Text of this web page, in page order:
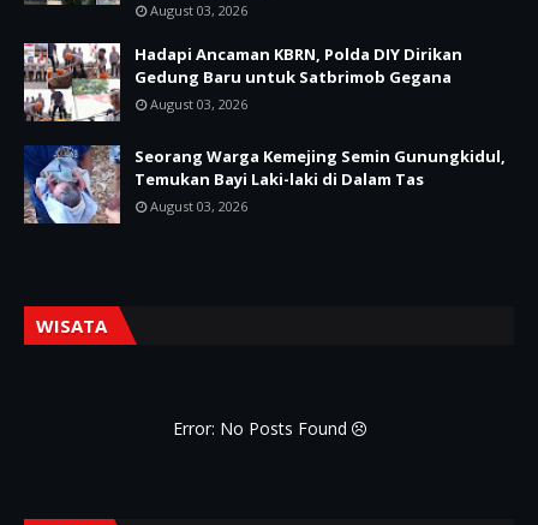
August 03, 2026
Hadapi Ancaman KBRN, Polda DIY Dirikan
Gedung Baru untuk Satbrimob Gegana
August 03, 2026
Seorang Warga Kemejing Semin Gunungkidul,
Temukan Bayi Laki-laki di Dalam Tas
August 03, 2026
WISATA
Error: No Posts Found